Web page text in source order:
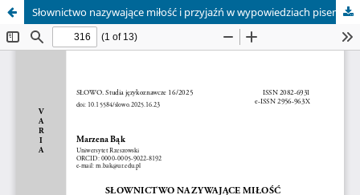
Słownictwo nazywające miłość i przyjaźń w wypowiedziach pisemnych ukraińskojęzycznych studentów uczących się języka polskiego jako obcego